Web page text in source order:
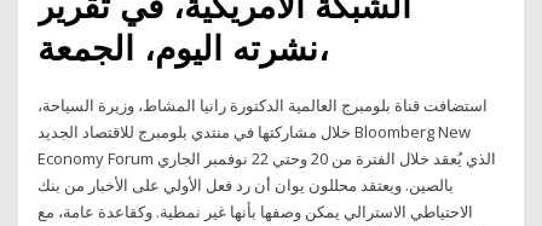
نشرته اليوم، الجمعة،
استضافت قناة بلومبرج العالمية الدكتورة رانيا المشاط، وزيرة السياحة،
خلال مشاركتها في منتدي بلومبرج للاقتصاد الجديد Bloomberg New
Economy Forum الذي يُعقد خلال الفترة من 20 وحتي 22 نوفمبر الجاري
بالصين. ويعتقد محللون يوان أن رد فعل الأولي على الأخبار من بنك
الاحتياطي الاسترالي يمكن وصفها بأنها غير نمطية. وكقاعدة عامة، مع